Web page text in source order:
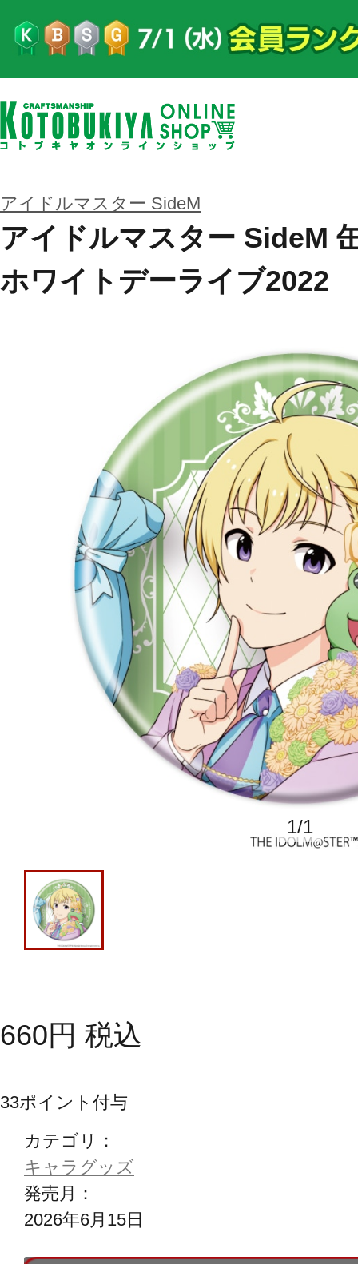
アイドルマスター SideM
アイドルマスター SideM
ホワイトデーライブ2022
1/1
660円 税込
33ポイント付与
カテゴリ：
キャラグッズ
発売月：
2026年6月15日